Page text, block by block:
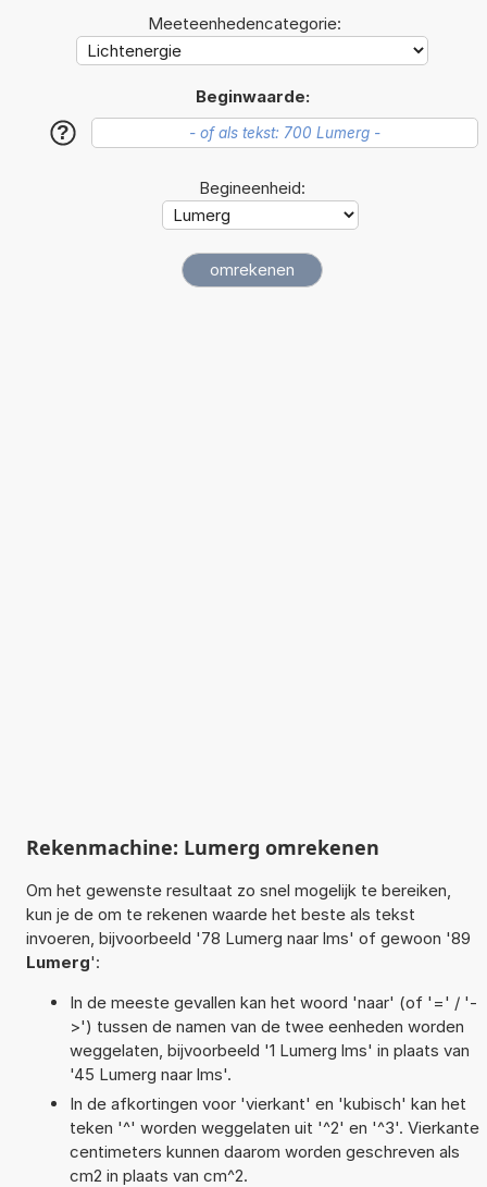
Meeteenhedencategorie:
Beginwaarde:
?
Begineenheid:
Rekenmachine: Lumerg omrekenen
Om het gewenste resultaat zo snel mogelijk te bereiken,
kun je de om te rekenen waarde het beste als tekst
invoeren, bijvoorbeeld '78 Lumerg naar lms' of gewoon '89
Lumerg':
In de meeste gevallen kan het woord 'naar' (of '=' / '-
>') tussen de namen van de twee eenheden worden
weggelaten, bijvoorbeeld '1 Lumerg lms' in plaats van
'45 Lumerg naar lms'.
In de afkortingen voor 'vierkant' en 'kubisch' kan het
teken '^' worden weggelaten uit '^2' en '^3'. Vierkante
centimeters kunnen daarom worden geschreven als
cm2 in plaats van cm^2.